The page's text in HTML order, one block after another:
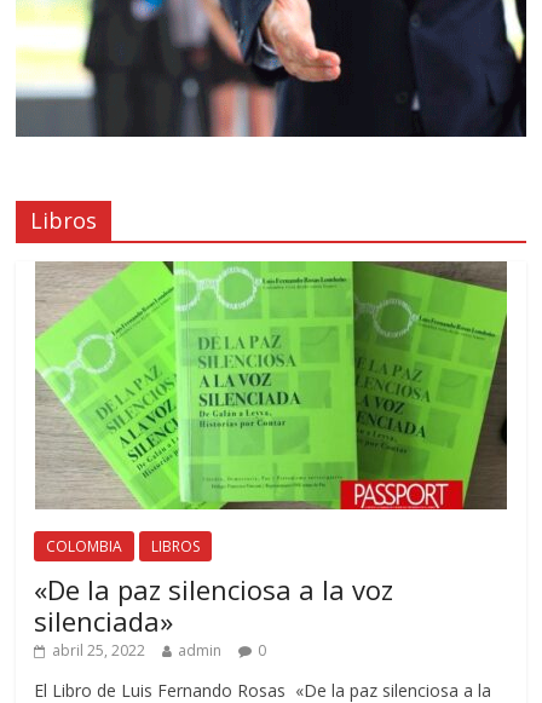
Libros
COLOMBIA LIBROS
«De la paz silenciosa a la voz
silenciada»
abril 25, 2022 admin 0
El Libro de Luis Fernando Rosas «De la paz silenciosa a la